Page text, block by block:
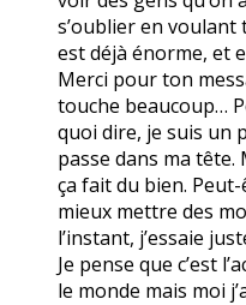
s’oublier en voulant
est déjà énorme, et
Merci pour ton
touche beaucoup…
quoi dire, je suis un
passe dans ma tête.
ça fait du bien.
mieux mettre des
l’instant, j’essaie
Je pense que c’est
le monde mais moi